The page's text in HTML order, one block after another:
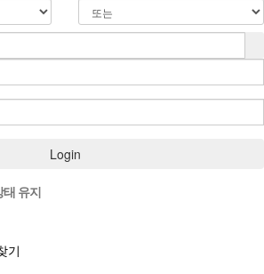
Login
유지
기